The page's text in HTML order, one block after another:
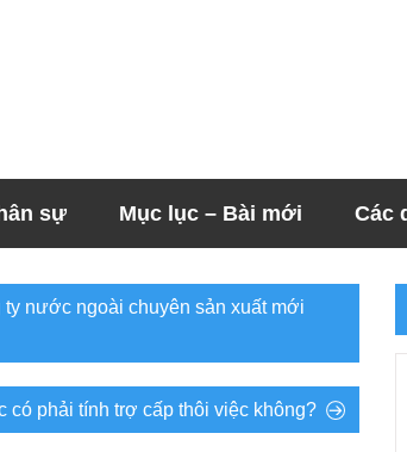
sự Mục lục – Bài mới Các
nước ngoài chuyên sản xuất mới
có phải tính trợ cấp thôi việc không?